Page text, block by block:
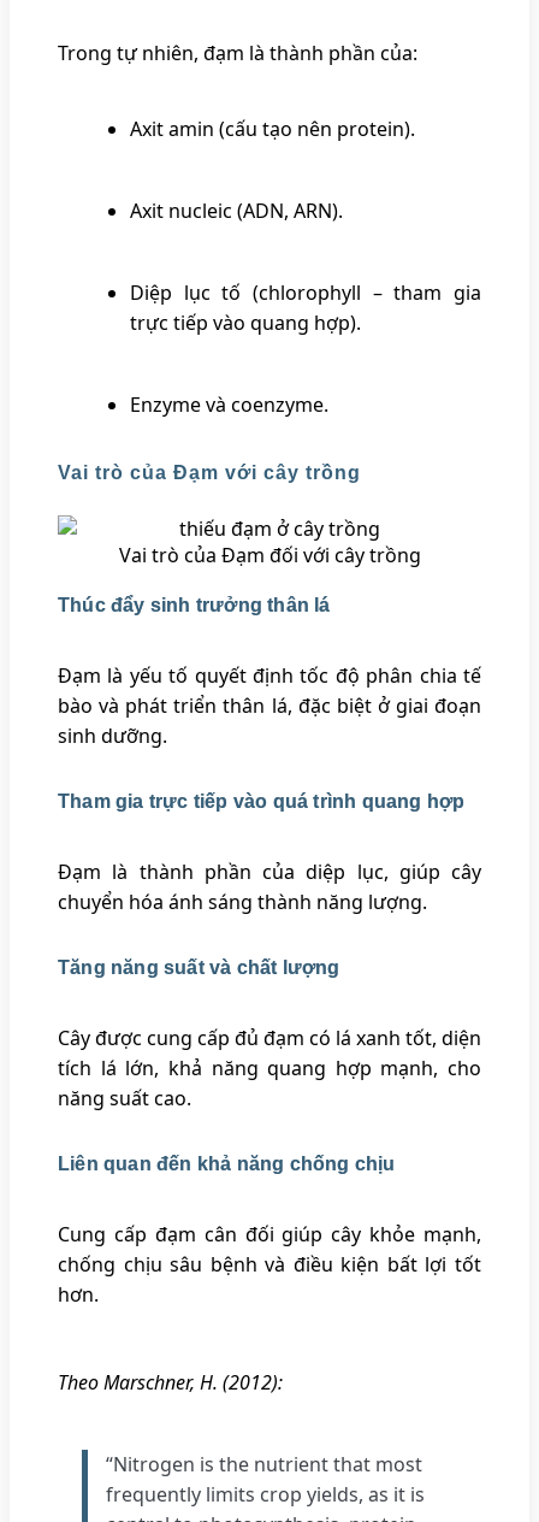
Trong tự nhiên, đạm là thành phần của:
Axit amin (cấu tạo nên protein).
Axit nucleic (ADN, ARN).
Diệp lục tố (chlorophyll – tham gia
trực tiếp vào quang hợp).
Enzyme và coenzyme.
Vai trò của Đạm với cây trồng
Vai trò của Đạm đối với cây trồng
Thúc đẩy sinh trưởng thân lá
Đạm là yếu tố quyết định tốc độ phân chia tế
bào và phát triển thân lá, đặc biệt ở giai đoạn
sinh dưỡng.
Tham gia trực tiếp vào quá trình quang hợp
Đạm là thành phần của diệp lục, giúp cây
chuyển hóa ánh sáng thành năng lượng.
Tăng năng suất và chất lượng
Cây được cung cấp đủ đạm có lá xanh tốt, diện
tích lá lớn, khả năng quang hợp mạnh, cho
năng suất cao.
Liên quan đến khả năng chống chịu
Cung cấp đạm cân đối giúp cây khỏe mạnh,
chống chịu sâu bệnh và điều kiện bất lợi tốt
hơn.
Theo Marschner, H. (2012):
“Nitrogen is the nutrient that most
frequently limits crop yields, as it is